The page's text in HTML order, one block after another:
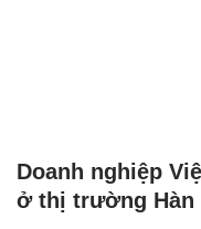
Doanh nghiệp
ở thị trường Hàn